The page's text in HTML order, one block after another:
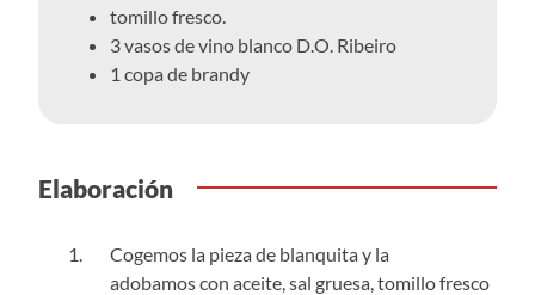
tomillo fresco.
3 vasos de vino blanco D.O. Ribeiro
1 copa de brandy
Elaboración
Cogemos la pieza de blanquita y la
adobamos con aceite, sal gruesa, tomillo fresco